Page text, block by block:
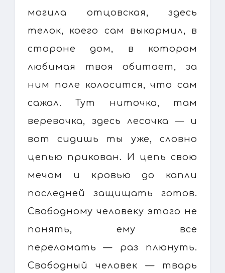
могила отцовская, здесь
телок, коего сам выкормил, в
стороне дом, в котором
любимая твоя обитает, за
ним поле колосится, что сам
сажал. Тут ниточка, там
веревочка, здесь лесочка — и
вот сидишь ты уже, словно
цепью прикован. И цепь свою
мечом и кровью до капли
последней защищать готов.
Свободному человеку этого не
понять, ему все
переломать — раз плюнуть.
Свободный человек — тварь